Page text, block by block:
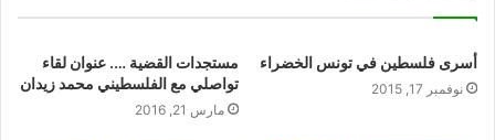
أسرى فلسطين في تونس الخضراء
نوفمبر 17, 2015
مستجدات القضية …. عنوان لقاء
تواصلي مع الفلسطيني محمد زيدان
مارس 21, 2016